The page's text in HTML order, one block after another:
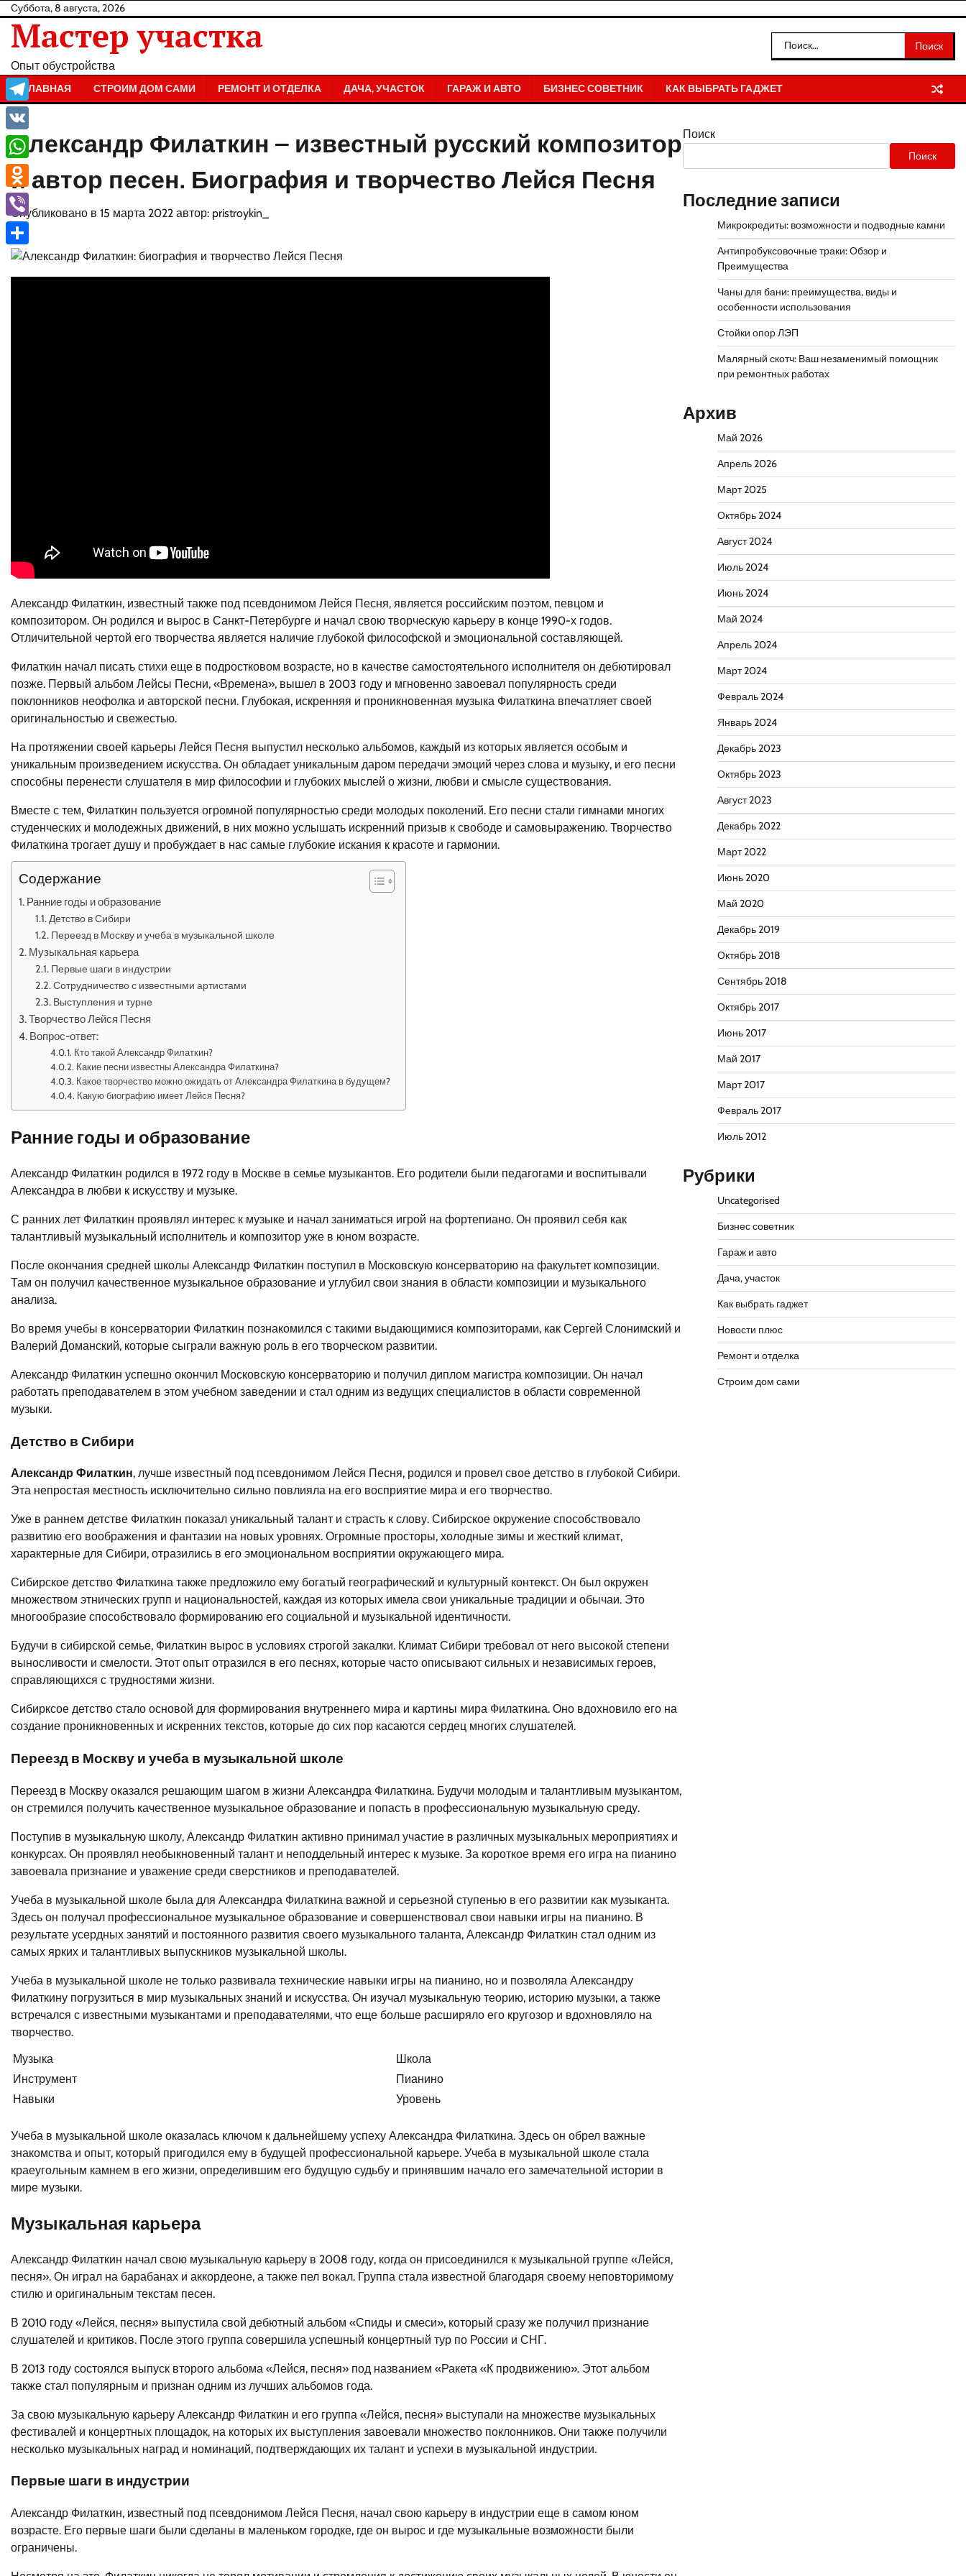
Перейти
содержанию
Суббота, 8 августа, 2026
Мастер участка
Опыт обустройства
Найти:
ГЛАВНАЯ СТРОИМ ДОМ САМИ РЕМОНТ И ОТДЕЛКА ДАЧА, УЧАСТОК ГАРАЖ И АВТО БИЗНЕС СОВЕТНИК КАК ВЫБРАТЬ ГАДЖЕТ
Александр Филаткин – известный русский композитор
и автор песен. Биография и творчество Лейся Песня
Опубликовано в 15 марта 2022 автор: pristroykin_
Александр Филаткин, известный также под псевдонимом Лейся Песня, является российским поэтом, певцом и
композитором. Он родился и вырос в Санкт-Петербурге и начал свою творческую карьеру в конце 1990-х годов.
Отличительной чертой его творчества является наличие глубокой философской и эмоциональной составляющей.
Филаткин начал писать стихи еще в подростковом возрасте, но в качестве самостоятельного исполнителя он дебютировал
позже. Первый альбом Лейсы Песни, «Времена», вышел в 2003 году и мгновенно завоевал популярность среди
поклонников неофолка и авторской песни. Глубокая, искренняя и проникновенная музыка Филаткина впечатляет своей
оригинальностью и свежестью.
На протяжении своей карьеры Лейся Песня выпустил несколько альбомов, каждый из которых является особым и
уникальным произведением искусства. Он обладает уникальным даром передачи эмоций через слова и музыку, и его песни
способны перенести слушателя в мир философии и глубоких мыслей о жизни, любви и смысле существования.
Вместе с тем, Филаткин пользуется огромной популярностью среди молодых поколений. Его песни стали гимнами многих
студенческих и молодежных движений, в них можно услышать искренний призыв к свободе и самовыражению. Творчество
Филаткина трогает душу и пробуждает в нас самые глубокие искания к красоте и гармонии.
Содержание
Ранние годы и образование
Детство в Сибири
Переезд в Москву и учеба в музыкальной школе
Музыкальная карьера
Первые шаги в индустрии
Сотрудничество с известными артистами
Выступления и турне
Творчество Лейся Песня
Вопрос-ответ:
Кто такой Александр Филаткин?
Какие песни известны Александра Филаткина?
Какое творчество можно ожидать от Александра Филаткина в будущем?
Какую биографию имеет Лейся Песня?
Ранние годы и образование
Александр Филаткин родился в 1972 году в Москве в семье музыкантов. Его родители были педагогами и воспитывали
Александра в любви к искусству и музыке.
С ранних лет Филаткин проявлял интерес к музыке и начал заниматься игрой на фортепиано. Он проявил себя как
талантливый музыкальный исполнитель и композитор уже в юном возрасте.
После окончания средней школы Александр Филаткин поступил в Московскую консерваторию на факультет композиции.
Там он получил качественное музыкальное образование и углубил свои знания в области композиции и музыкального
анализа.
Во время учебы в консерватории Филаткин познакомился с такими выдающимися композиторами, как Сергей Слонимский и
Валерий Доманский, которые сыграли важную роль в его творческом развитии.
Александр Филаткин успешно окончил Московскую консерваторию и получил диплом магистра композиции. Он начал
работать преподавателем в этом учебном заведении и стал одним из ведущих специалистов в области современной
музыки.
Детство в Сибири
Александр Филаткин, лучше известный под псевдонимом Лейся Песня, родился и провел свое детство в глубокой Сибири.
Эта непростая местность исключительно сильно повлияла на его восприятие мира и его творчество.
Уже в раннем детстве Филаткин показал уникальный талант и страсть к слову. Сибирское окружение способствовало
развитию его воображения и фантазии на новых уровнях. Огромные просторы, холодные зимы и жесткий климат,
характерные для Сибири, отразились в его эмоциональном восприятии окружающего мира.
Сибирское детство Филаткина также предложило ему богатый географический и культурный контекст. Он был окружен
множеством этнических групп и национальностей, каждая из которых имела свои уникальные традиции и обычаи. Это
многообразие способствовало формированию его социальной и музыкальной идентичности.
Будучи в сибирской семье, Филаткин вырос в условиях строгой закалки. Климат Сибири требовал от него высокой степени
выносливости и смелости. Этот опыт отразился в его песнях, которые часто описывают сильных и независимых героев,
справляющихся с трудностями жизни.
Сибирксое детство стало основой для формирования внутреннего мира и картины мира Филаткина. Оно вдохновило его на
создание проникновенных и искренних текстов, которые до сих пор касаются сердец многих слушателей.
Переезд в Москву и учеба в музыкальной школе
Переезд в Москву оказался решающим шагом в жизни Александра Филаткина. Будучи молодым и талантливым музыкантом,
он стремился получить качественное музыкальное образование и попасть в профессиональную музыкальную среду.
Поступив в музыкальную школу, Александр Филаткин активно принимал участие в различных музыкальных мероприятиях и
конкурсах. Он проявлял необыкновенный талант и неподдельный интерес к музыке. За короткое время его игра на пианино
завоевала признание и уважение среди сверстников и преподавателей.
Учеба в музыкальной школе была для Александра Филаткина важной и серьезной ступенью в его развитии как музыканта.
Здесь он получал профессиональное музыкальное образование и совершенствовал свои навыки игры на пианино. В
результате усердных занятий и постоянного развития своего музыкального таланта, Александр Филаткин стал одним из
самых ярких и талантливых выпускников музыкальной школы.
Учеба в музыкальной школе не только развивала технические навыки игры на пианино, но и позволяла Александру
Филаткину погрузиться в мир музыкальных знаний и искусства. Он изучал музыкальную теорию, историю музыки, а также
встречался с известными музыкантами и преподавателями, что еще больше расширяло его кругозор и вдохновляло на
творчество.
Музыка
Школа
Инструмент
Пианино
Навыки
Уровень
Учеба в музыкальной школе оказалась ключом к дальнейшему успеху Александра Филаткина. Здесь он обрел важные
знакомства и опыт, который пригодился ему в будущей профессиональной карьере. Учеба в музыкальной школе стала
краеугольным камнем в его жизни, определившим его будущую судьбу и принявшим начало его замечательной истории в
мире музыки.
Музыкальная карьера
Александр Филаткин начал свою музыкальную карьеру в 2008 году, когда он присоединился к музыкальной группе «Лейся,
песня». Он играл на барабанах и аккордеоне, а также пел вокал. Группа стала известной благодаря своему неповторимому
стилю и оригинальным текстам песен.
В 2010 году «Лейся, песня» выпустила свой дебютный альбом «Спиды и смеси», который сразу же получил признание
слушателей и критиков. После этого группа совершила успешный концертный тур по России и СНГ.
В 2013 году состоялся выпуск второго альбома «Лейся, песня» под названием «Ракета «К продвижению». Этот альбом
также стал популярным и признан одним из лучших альбомов года.
За свою музыкальную карьеру Александр Филаткин и его группа «Лейся, песня» выступали на множестве музыкальных
фестивалей и концертных площадок, на которых их выступления завоевали множество поклонников. Они также получили
несколько музыкальных наград и номинаций, подтверждающих их талант и успехи в музыкальной индустрии.
Первые шаги в индустрии
Александр Филаткин, известный под псевдонимом Лейся Песня, начал свою карьеру в индустрии еще в самом юном
возрасте. Его первые шаги были сделаны в маленьком городке, где он вырос и где музыкальные возможности были
ограничены.
Поиск
Поиск
Последние записи
Микрокредиты: возможности и подводные камни
Антипробуксовочные траки: Обзор и
Преимущества
Чаны для бани: преимущества, виды и
особенности использования
Стойки опор ЛЭП
Малярный скотч: Ваш незаменимый помощник
при ремонтных работах
Архив
Май 2026
Апрель 2026
Март 2025
Октябрь 2024
Август 2024
Июль 2024
Июнь 2024
Май 2024
Апрель 2024
Март 2024
Февраль 2024
Январь 2024
Декабрь 2023
Октябрь 2023
Август 2023
Декабрь 2022
Март 2022
Июнь 2020
Май 2020
Декабрь 2019
Октябрь 2018
Сентябрь 2018
Октябрь 2017
Июнь 2017
Май 2017
Март 2017
Февраль 2017
Июль 2012
Рубрики
Uncategorised
Бизнес советник
Гараж и авто
Дача, участок
Как выбрать гаджет
Новости плюс
Ремонт и отделка
Строим дом сами
Telegram
VK
WhatsApp
Odnoklassniki
Viber
Отправить